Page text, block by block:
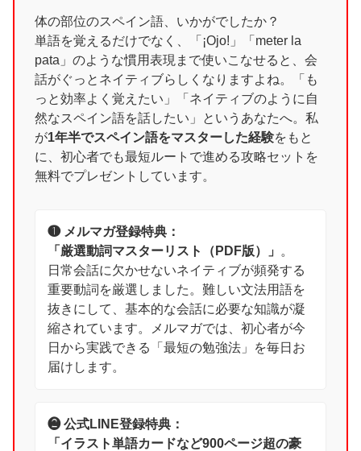
体の部位のスペイン語、いかがでしたか？
単語を覚えるだけでなく、「¡Ojo!」「meter la
pata」のような慣用表現まで使いこなせると、会
話がぐっとネイティブらしくなりますよね。「も
っと効率よく覚えたい」「ネイティブのように自
然なスペイン語を話したい」というあなたへ。私
が1年半でスペイン語をマスターした経験をもと
に、初心者でも最短ルートで進める攻略セットを
無料でプレゼントしています。
❶ メルマガ登録特典：
「厳選動詞マスターリスト（PDF版）」
。
日常会話に欠かせないネイティブが頻発する
重要動詞を厳選しました。難しい文法用語を
抜きにして、基本的な会話に必要な知識が凝
縮されています。メルマガでは、初心者が今
日から実践できる「最短の勉強法」を毎日お
届けします。
❷ 公式LINE登録特典：
「イラスト単語カードなど900ページ超の豪